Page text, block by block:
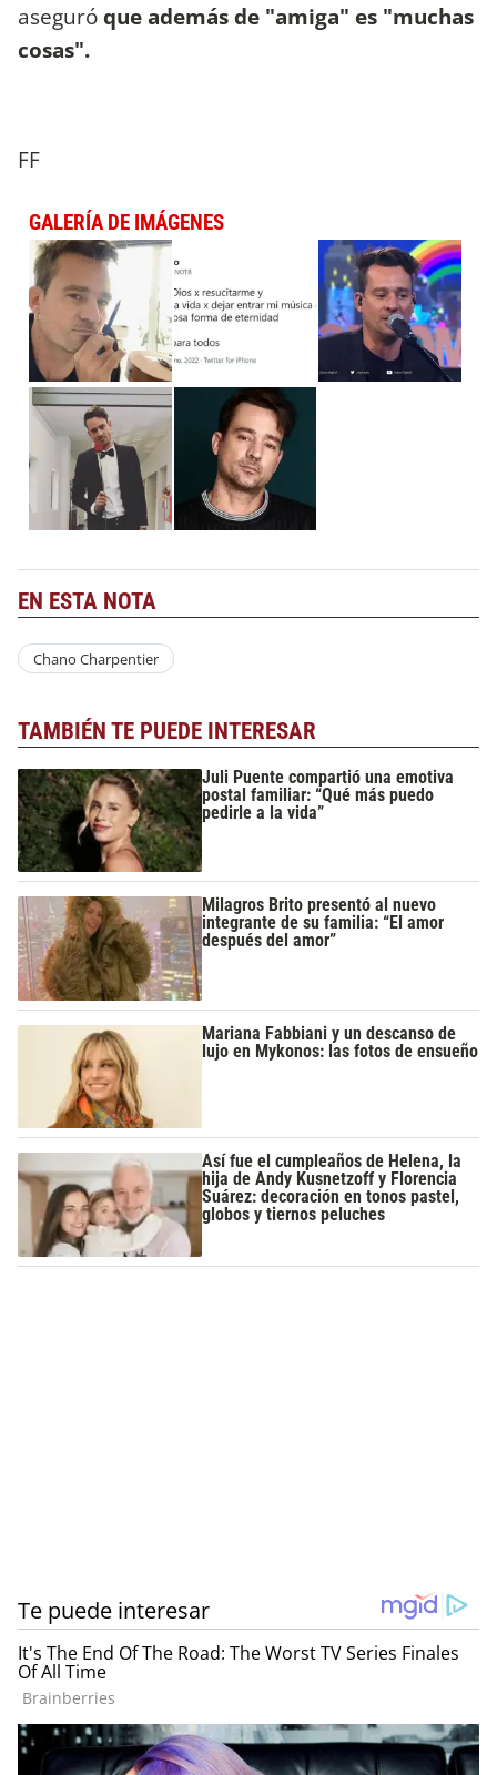
aseguróque además de "amiga" es "muchas
cosas".
FF
GALERÍA DE IMÁGENES
EN ESTA NOTA
Chano Charpentier
TAMBIÉN TE PUEDE INTERESAR
Juli Puente compartió una emotiva
postal familiar: “Qué más puedo
pedirle a la vida”
Milagros Brito presentó al nuevo
integrante de su familia: “El amor
después del amor”
Mariana Fabbiani y un descanso de
lujo en Mykonos: las fotos de ensueño
Así fue el cumpleaños de Helena, la
hija de Andy Kusnetzoff y Florencia
Suárez: decoración en tonos pastel,
globos y tiernos peluches